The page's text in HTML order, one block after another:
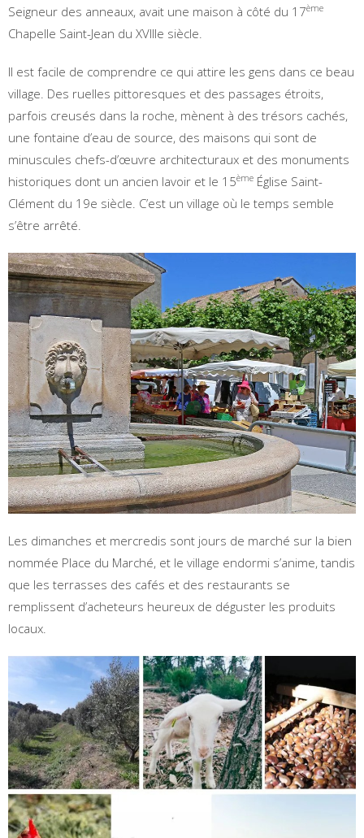
Seigneur des anneaux, avait une maison à côté du 17ème
Chapelle Saint-Jean du XVIIIe siècle.
Il est facile de comprendre ce qui attire les gens dans ce beau
village. Des ruelles pittoresques et des passages étroits,
parfois creusés dans la roche, mènent à des trésors cachés,
une fontaine d’eau de source, des maisons qui sont de
minuscules chefs-d’œuvre architecturaux et des monuments
historiques dont un ancien lavoir et le 15ème Église Saint-
Clément du 19e siècle. C’est un village où le temps semble
s’être arrêté.
Les dimanches et mercredis sont jours de marché sur la bien
nommée Place du Marché, et le village endormi s’anime, tandis
que les terrasses des cafés et des restaurants se
remplissent d’acheteurs heureux de déguster les produits
locaux.